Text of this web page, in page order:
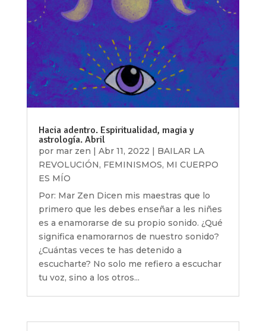
Hacia adentro. Espiritualidad, magia y
astrología. Abril
por mar zen Abr 11, 2022
BAILAR LA
REVOLUCIÓN, FEMINISMOS, MI CUERPO
ES MÍO
Por: Mar Zen Dicen mis maestras que lo
primero que les debes enseñar a les niñes
es a enamorarse de su propio sonido. ¿Qué
significa enamorarnos de nuestro sonido?
¿Cuántas veces te has detenido a
escucharte? No solo me refiero a escuchar
tu voz, sino a los otros...